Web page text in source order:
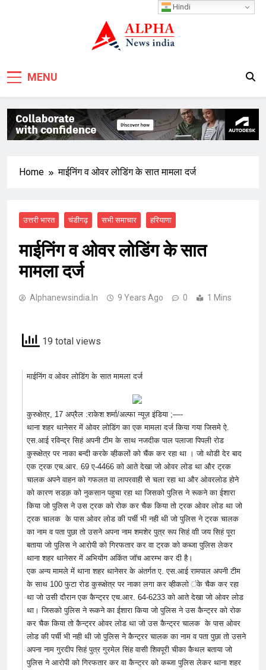
MENU
Home माईनिंग व ओवर लोडिंग के सात मामला दर्ज
उत्तरी भारत चंडीगढ़ सभी समाचार हरियाणा
माईनिंग व ओवर लोडिंग के सात
मामला दर्ज
Alphanewsindia.in 9 Years Ago 0 1 Mins
19 total views
माईनिंग व ओवर लोडिंग के सात मामला दर्ज
कुरुक्षेत्र, 17 अप्रैल :राकेश शर्मा/अल्फा न्यूज़ इंडिया ;—-
थाना शहर थानेसर में ओवर लोडिंग का एक मामला दर्ज किया गया जिसमे ऐ.
एस.आई रविन्द्र सिहं अपनी टीम के साथ नजदीक पाल पलाजा पिपली रोड
कुरूक्षेत्र पर नाका बन्दी करके व्हीकलों को चैंक कर रहा था । जो थोडी देर बाद
एक ट्रक एच.आर. 69 ए-4466 को आते देखा जो ओवर लोड था और ट्रक
चालक अपने वाहन को गफलत वा लापरवाही से चला रहा था और ओवरलोड होने
को कारण सडक़ को नुकसान पहुचा रहा था जिसको पुलिस ने रूकने का ईशारा
किया जो पुलिस ने उस ट्रक को रोक कर चैक किया तो ट्रक ओवर लोड था जो
ट्रक चालक के पास ओवर लोड की पर्ची भी नही थी जो पुलिस ने ट्रक चालक
का नाम व पता पुछा तो उसने अपना नाम शमशेर पुत्र रूप सिहं वाी जय सिहं पूरा
बताया जो पुलिस ने आरोपी को गिरफतार कर वा ट्रक को कब्जा पुलिस लेकर
थाना शहर थानेसर में अभियोंग अकिंत जॉच आरम्भ कर दी है।
एक अन्य मामले में थाना शहर थानेसर के अंतर्गत ए. एस.आई रामपाल अपनी टीम
के साथ 100 फुटा रोड कुरूक्षेत्र पर नाका लगा कर व्हीकलो ंके चैक कर रहा
था जो उसी दौरान एक कैन्ट्रर एच.आर. 64-6233 को आते देखा जो ओवर लोड
था। जिसको पुलिस ने रूकने का ईशारा किया जो पुलिस ने उस कैन्ट्रर को रोक
कर चैक किया तो कैन्ट्रर ओवर लोड था जो उस कैन्ट्रर चालक के पास ओवर
लोड की पर्ची भी नही थी जो पुलिस ने कैन्ट्रर चालक का नाम व पता पुछा तो उसने
अपना नाम गुरदीप सिहं पुत्र गुरमेल सिंह वासी शिवपूरी चीका कैथल बताया जो
पुलिस ने आरोपी को गिरफतार कर वा कैन्ट्रर को कब्जा पुलिस लेकर थाना शहर
Hindi